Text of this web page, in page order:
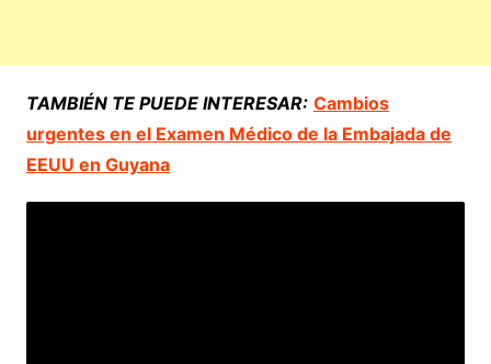
TAMBIÉN TE PUEDE INTERESAR: Cambios
urgentes en el Examen Médico de la Embajada de
EEUU en Guyana